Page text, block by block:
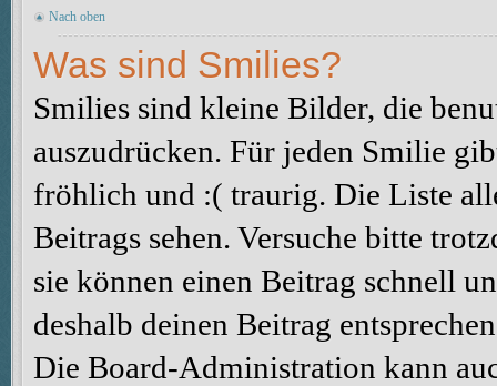
Nach oben
Was sind Smilies?
Smilies sind kleine Bilder, die
auszudrücken. Für jeden Smilie
fröhlich und :( traurig. Die Liste
Beitrags sehen. Versuche bitte
sie können einen Beitrag schnell
deshalb deinen Beitrag
Die Board-Administration kann